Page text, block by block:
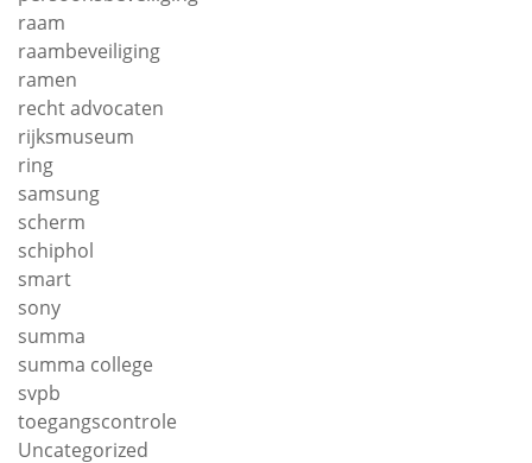
raam
raambeveiliging
ramen
recht advocaten
rijksmuseum
ring
samsung
scherm
schiphol
smart
sony
summa
summa college
svpb
toegangscontrole
Uncategorized